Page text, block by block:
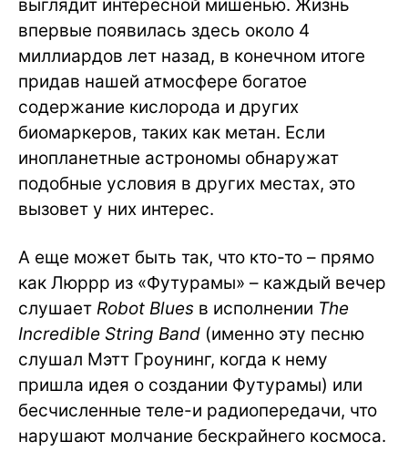
выглядит интересной мишенью. Жизнь
впервые появилась здесь около 4
миллиардов лет назад, в конечном итоге
придав нашей атмосфере богатое
содержание кислорода и других
биомаркеров, таких как метан. Если
инопланетные астрономы обнаружат
подобные условия в других местах, это
вызовет у них интерес.
А еще может быть так, что кто-то – прямо
как Люррр из «Футурамы» – каждый вечер
слушает Robot Blues в исполнении The
Incredible String Band (именно эту песню
слушал Мэтт Гроунинг, когда к нему
пришла идея о создании Футурамы) или
бесчисленные теле-и радиопередачи, что
нарушают молчание бескрайнего космоса.